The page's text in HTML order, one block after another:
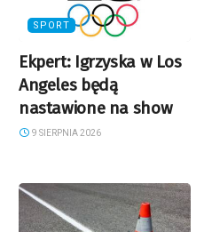
SPORT
Ekpert: Igrzyska w Los
Angeles będą
nastawione na show
9 SIERPNIA 2026